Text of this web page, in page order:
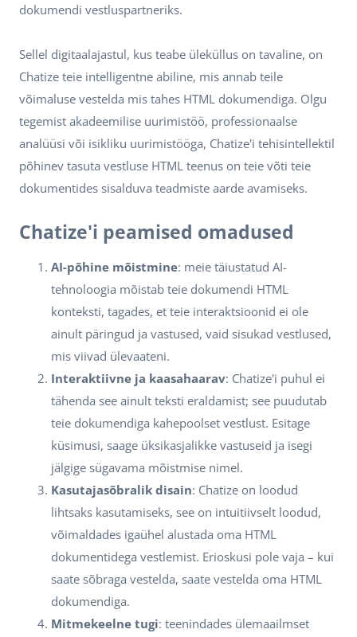
dokumendi vestluspartneriks.
Sellel digitaalajastul, kus teabe üleküllus on tavaline, on
Chatize teie intelligentne abiline, mis annab teile
võimaluse vestelda mis tahes HTML dokumendiga. Olgu
tegemist akadeemilise uurimistöö, professionaalse
analüüsi või isikliku uurimistööga, Chatize'i tehisintellektil
põhinev tasuta vestluse HTML teenus on teie võti teie
dokumentides sisalduva teadmiste aarde avamiseks.
Chatize'i peamised omadused
AI-põhine mõistmine: meie täiustatud AI-
tehnoloogia mõistab teie dokumendi HTML
konteksti, tagades, et teie interaktsioonid ei ole
ainult päringud ja vastused, vaid sisukad vestlused,
mis viivad ülevaateni.
Interaktiivne ja kaasahaarav: Chatize'i puhul ei
tähenda see ainult teksti eraldamist; see puudutab
teie dokumendiga kahepoolset vestlust. Esitage
küsimusi, saage üksikasjalikke vastuseid ja isegi
jälgige sügavama mõistmise nimel.
Kasutajasõbralik disain: Chatize on loodud
lihtsaks kasutamiseks, see on intuitiivselt loodud,
võimaldades igaühel alustada oma HTML
dokumentidega vestlemist. Erioskusi pole vaja – kui
saate sõbraga vestelda, saate vestelda oma HTML
dokumendiga.
Mitmekeelne tugi: teenindades ülemaailmset